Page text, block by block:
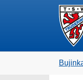
Skip to main navigation
Zum Hauptinhalt
Skip to page footer